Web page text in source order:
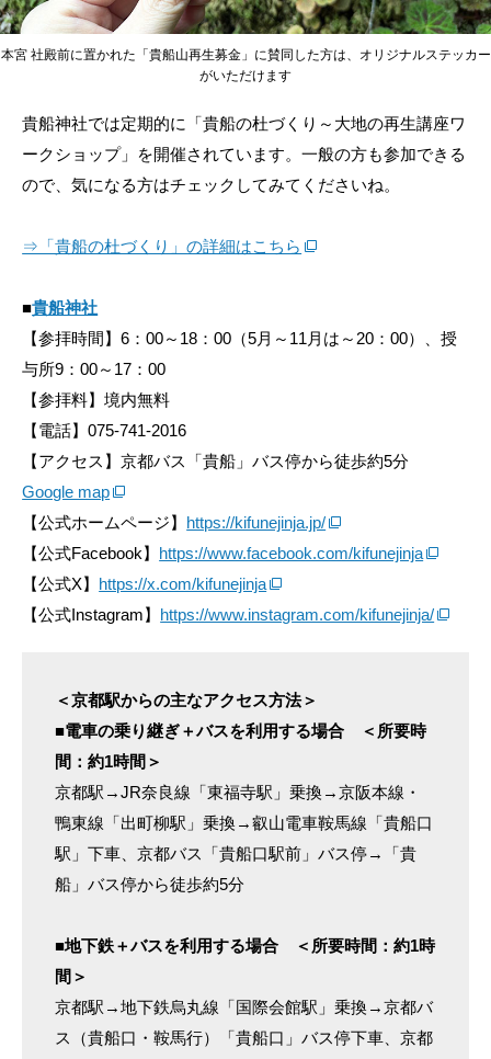
本宮 社殿前に置かれた「貴船山再生募金」に賛同した方は、オリジナルステッカー
がいただけます
貴船神社では定期的に「貴船の杜づくり～大地の再生講座ワ
ークショップ」を開催されています。一般の方も参加できる
ので、気になる方はチェックしてみてくださいね。
⇒「貴船の杜づくり」の詳細はこちら
■貴船神社
【参拝時間】6：00～18：00（5月～11月は～20：00）、授
与所9：00～17：00
【参拝料】境内無料
【電話】075-741-2016
【アクセス】京都バス「貴船」バス停から徒歩約5分
Google map
【公式ホームページ】 https://kifunejinja.jp/
【公式Facebook】 https://www.facebook.com/kifunejinja
【公式X】 https://x.com/kifunejinja
【公式Instagram】 https://www.instagram.com/kifunejinja/
＜京都駅からの主なアクセス方法＞
■電車の乗り継ぎ＋バスを利用する場合 ＜所要時
間：約1時間＞
京都駅→JR奈良線「東福寺駅」乗換→京阪本線・
鴨東線「出町柳駅」乗換→叡山電車鞍馬線「貴船口
駅」下車、京都バス「貴船口駅前」バス停→「貴
船」バス停から徒歩約5分
■地下鉄＋バスを利用する場合 ＜所要時間：約1時
間＞
京都駅→地下鉄烏丸線「国際会館駅」乗換→京都バ
ス（貴船口・鞍馬行）「貴船口」バス停下車、京都